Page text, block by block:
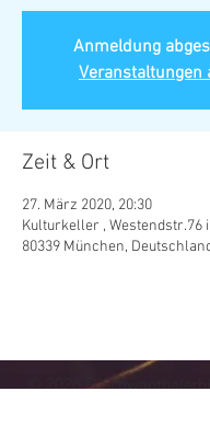
Anmeldung
Veranstaltungen
Zeit & Ort
27. März 2020, 20:30
Kulturkeller , Westendstr.76
80339 München,
© 2026